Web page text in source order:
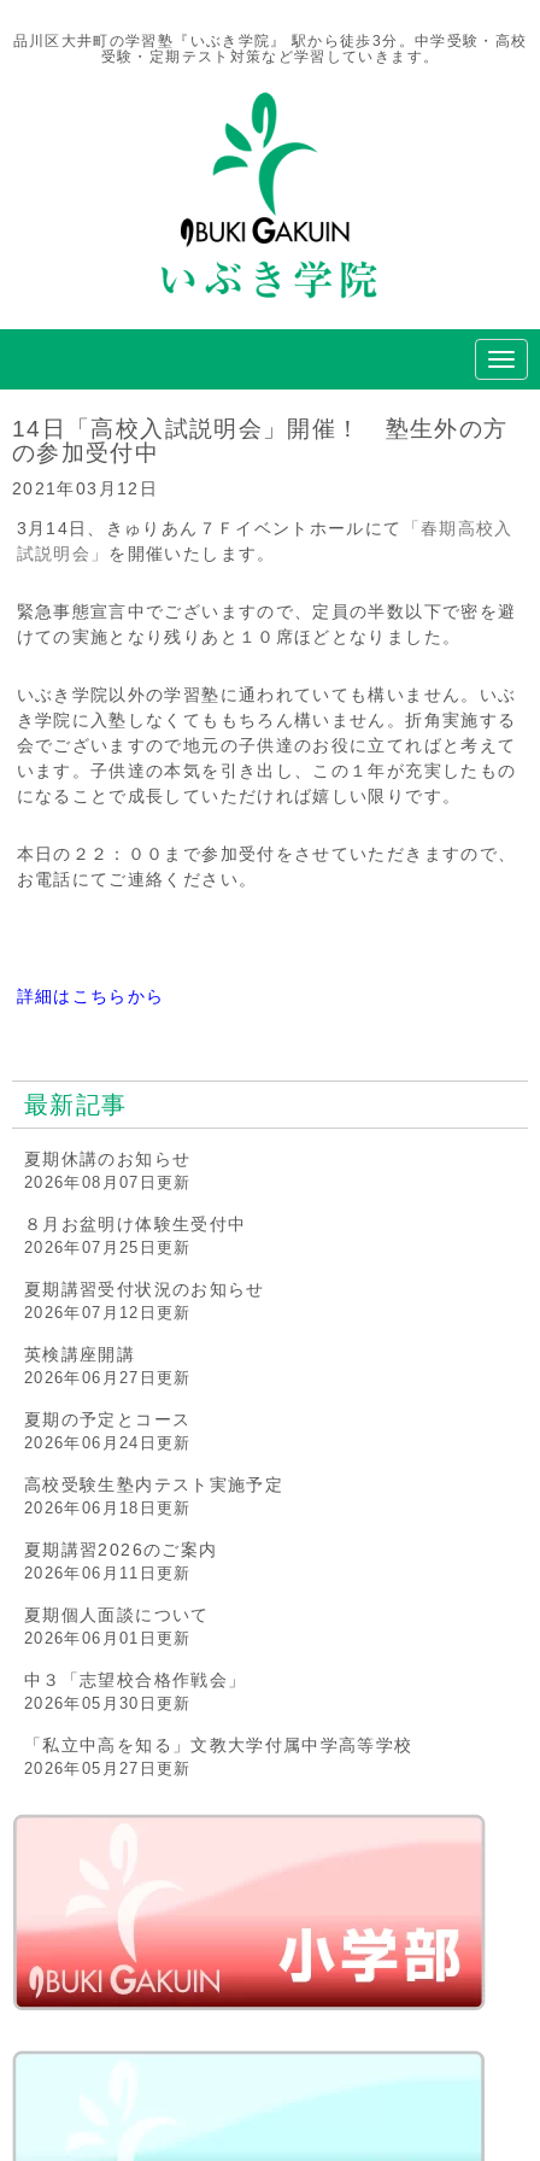
品川区大井町の学習塾『いぶき学院』 駅から徒歩3分。中学受験・高校
受験・定期テスト対策など学習していきます。
N
a
g
n
14日「高校入試説明会」開催！ 塾生外の方
の参加受付中
2021年03月12日
3月14日、きゅりあん７Ｆイベントホールにて
「春期高校入
試説明会」 を開催いたします。
緊急事態宣言中でございますので、定員の半数以下で密を避
けての実施となり残りあと１０席ほどとなりました。
いぶき学院以外の学習塾に通われていても構いません。いぶ
き学院に入塾しなくてももちろん構いません。折角実施する
会でございますので地元の子供達のお役に立てればと考えて
います。子供達の本気を引き出し、この１年が充実したもの
になることで成長していただければ嬉しい限りです。
本日の２２：００まで参加受付をさせていただきますので、
お電話にてご連絡ください。
詳細はこちらから
最新記事
夏期休講のお知らせ
2026年08月07日更新
８月お盆明け体験生受付中
2026年07月25日更新
夏期講習受付状況のお知らせ
2026年07月12日更新
英検講座開講
2026年06月27日更新
夏期の予定とコース
2026年06月24日更新
高校受験生塾内テスト実施予定
2026年06月18日更新
夏期講習2026のご案内
2026年06月11日更新
夏期個人面談について
2026年06月01日更新
中３「志望校合格作戦会」
2026年05月30日更新
「私立中高を知る」文教大学付属中学高等学校
2026年05月27日更新